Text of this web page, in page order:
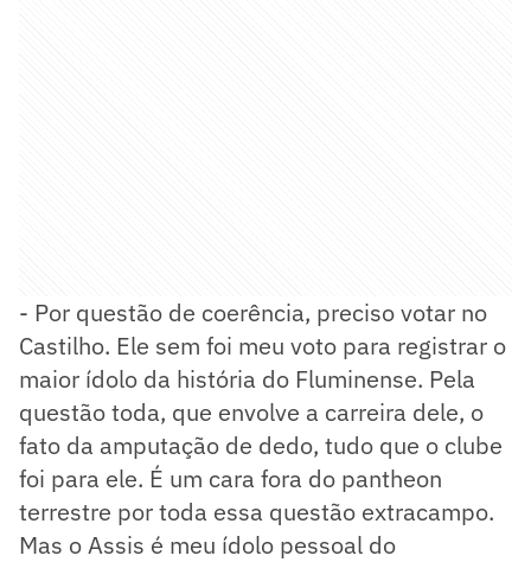
- Por questão de coerência, preciso votar no
Castilho. Ele sem foi meu voto para registrar o
maior ídolo da história do Fluminense. Pela
questão toda, que envolve a carreira dele, o
fato da amputação de dedo, tudo que o clube
foi para ele. É um cara fora do pantheon
terrestre por toda essa questão extracampo.
Mas o Assis é meu ídolo pessoal do